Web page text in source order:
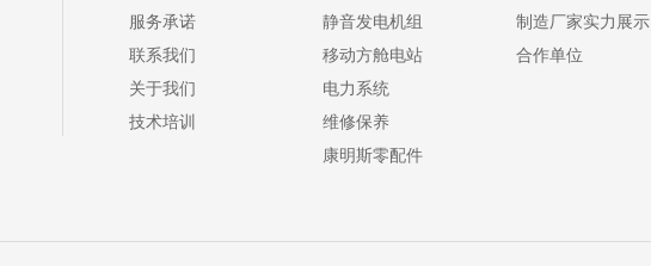
服务承诺
联系我们
关于我们
技术培训
静音发电机组
移动方舱电站
电力系统
维修保养
康明斯零配件
制造厂家实力展示
合作单位